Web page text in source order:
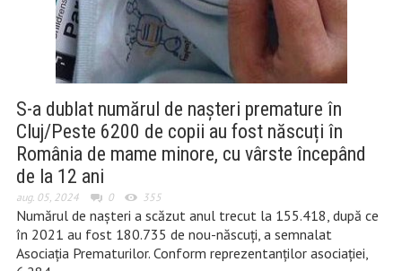
S-a dublat numărul de nașteri premature în
Cluj/Peste 6200 de copii au fost născuți în
România de mame minore, cu vârste începând
de la 12 ani
aug. 05, 2024 0 355
Numărul de naşteri a scăzut anul trecut la 155.418, după ce
în 2021 au fost 180.735 de nou-născuţi, a semnalat
Asociaţia Prematurilor. Conform reprezentanţilor asociaţiei,